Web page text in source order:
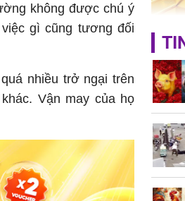
không được chú ý
gì cũng tương đối
nhiều trở ngại trên
Vận may của họ
Giá
ngày
vọt lên
đồng/
Trong